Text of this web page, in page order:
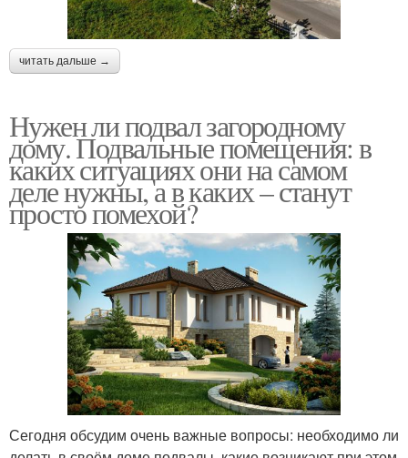
читать дальше →
Нужен ли подвал загородному
дому. Подвальные помещения: в
каких ситуациях они на самом
деле нужны, а в каких – станут
просто помехой?
Сегодня обсудим очень важные вопросы: необходимо ли